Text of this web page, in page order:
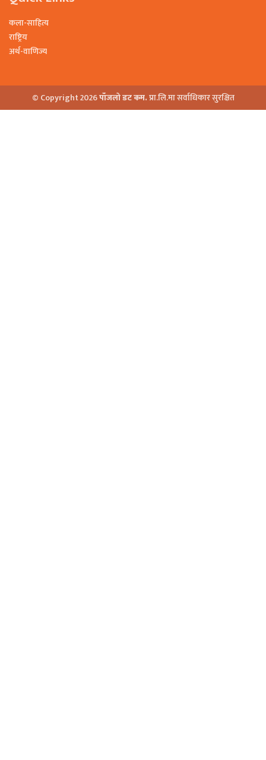
कला-साहित्य
राष्ट्रिय
अर्थ-वाणिज्य
© Copyright 2026पाँजलो डट कम.प्रा.लि.मा सर्वाधिकार सुरक्षित